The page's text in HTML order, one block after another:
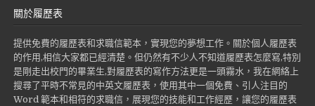
導
覽
關於履歷表
提供免費的履歷表和求職信範本，實現您的夢想工作。關於個人履歷表
的作用,相信大家都已經清楚。但仍然有不少人不知道履歷表怎麼寫,特別
是剛走出校門的畢業生,對履歷表的寫作方法更是一頭霧水，我在網絡上
搜尋了平時不常見的中英文履歷表，使用其中一個免費、引人注目的
Word 範本和相符的求職信，展現您的技能和工作經歷，讓您的履歷表